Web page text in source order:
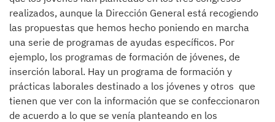
realizados, aunque la Dirección General está recogiendo
las propuestas que hemos hecho poniendo en marcha
una serie de programas de ayudas específicos. Por
ejemplo, los programas de formación de jóvenes, de
inserción laboral. Hay un programa de formación y
prácticas laborales destinado a los jóvenes y otros que
tienen que ver con la información que se confeccionaron
de acuerdo a lo que se venía planteando en los